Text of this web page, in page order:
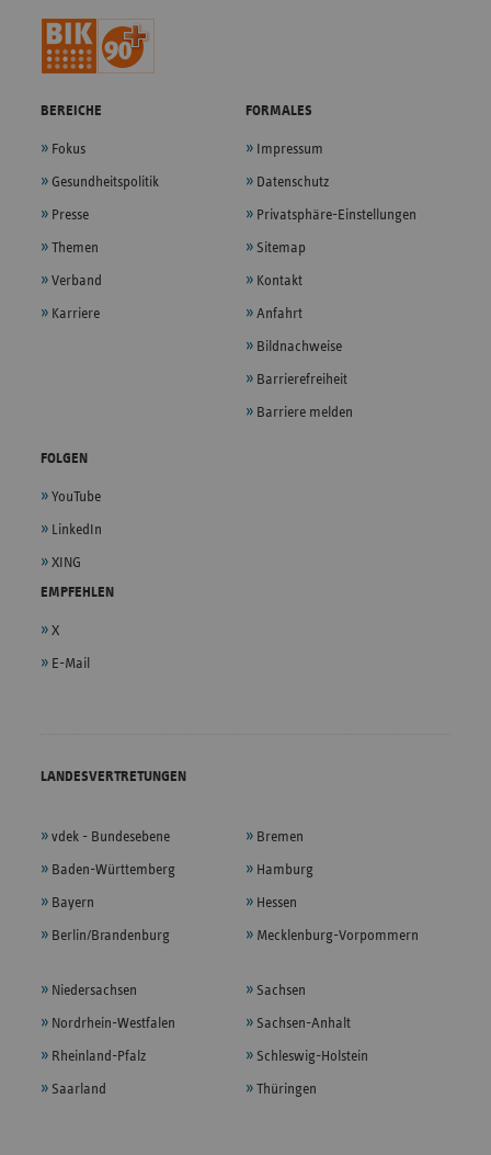
BEREICHE
Fokus
Gesundheitspolitik
Presse
Themen
Verband
Karriere
FORMALES
Impressum
Datenschutz
Privatsphäre-Einstellungen
Sitemap
Kontakt
Anfahrt
Bildnachweise
Barrierefreiheit
Barriere melden
FOLGEN
YouTube
LinkedIn
XING
EMPFEHLEN
X
E-Mail
LANDESVERTRETUNGEN
vdek - Bundesebene
Baden-Württemberg
Bayern
Berlin/Brandenburg
Bremen
Hamburg
Hessen
Mecklenburg-Vorpommern
Niedersachsen
Nordrhein-Westfalen
Rheinland-Pfalz
Saarland
Sachsen
Sachsen-Anhalt
Schleswig-Holstein
Thüringen